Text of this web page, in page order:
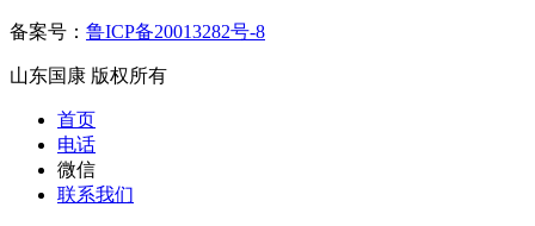
备案号： 鲁ICP备20013282号-8
山东国康 版权所有
首页
电话
微信
联系我们